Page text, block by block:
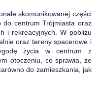
skomunikowanej części
do centrum Trójmiasta oraz
i rekreacyjnych. W pobliżu
oraz tereny spacerowe i
życia w centrum z
otoczeniu, co sprawia, że
do zamieszkania, jak